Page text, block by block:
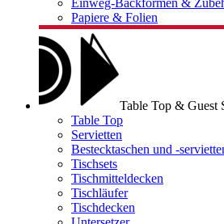
Einweg-Backformen &
Papiere & Folien
Table Top & Guest
Table Top
Servietten
Bestecktaschen und -
Tischsets
Tischmitteldecken
Tischläufer
Tischdecken